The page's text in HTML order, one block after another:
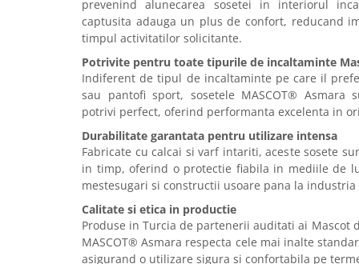
Saci de gunoi
Accesorii pentru curatenie
Tipografie si stampile
Formulare tipizate
Caiete si blocnotesuri
personalizate
Stampile, tusiere si tus
Protectia muncii si Imbracaminte
Bluze & Pulovere
prevenind alunecarea sosetei in interiorul
captusita adauga un plus de confort, reducand
timpul activitatilor solicitante.
Potrivite pentru toate tipurile de incaltaminte
Indiferent de tipul de incaltaminte pe care il
sau pantofi sport, sosetele MASCOT® Asmara
potrivi perfect, oferind performanta excelenta in
Durabilitate garantata pentru utilizare intensa
Fabricate cu calcai si varf intariti, aceste sosete
in timp, oferind o protectie fiabila in mediile de
mestesugari si constructii usoare pana la
Calitate si etica in productie
Produse in Turcia de partenerii auditati ai Mascot
MASCOT® Asmara respecta cele mai inalte
asigurand o utilizare sigura si confortabila pe